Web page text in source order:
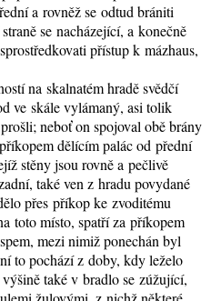
a rovněž se odtud brániti
se nacházející, a konečně
přístup k mázhaus,
na skalnatém hradě svědčí
ve skále vylámaný, asi tolik
neboť on spojoval obě brány
dělícím palác od přední
stěny jsou rovně a pečlivě
také ven z hradu povydané
přes příkop ke zvoditému
toto místo, spatří za příkopem
mezi nimiž ponechán byl
to pochází z doby, kdy leželo
také v bradlo se zúžující,